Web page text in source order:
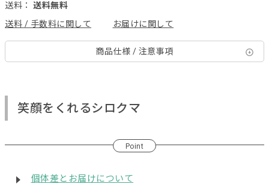
送料： 送料無料
送料 / 手数料に関して
お届けに関して
商品仕様 / 注意事項
笑顔をくれるシロクマ
Point
個体差とお届けについて